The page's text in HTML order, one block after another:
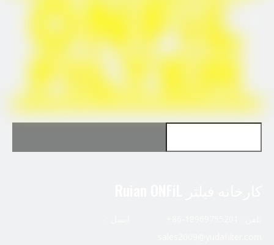
برای Perkins CH10929 استفاده کنید